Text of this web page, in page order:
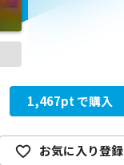
1,467pt で購入
お気に入り登録